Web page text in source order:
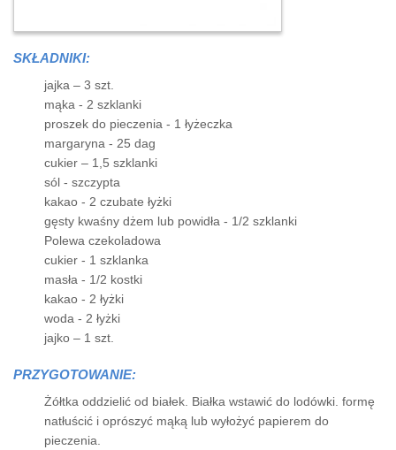
SKŁADNIKI:
jajka – 3 szt.
mąka - 2 szklanki
proszek do pieczenia - 1 łyżeczka
margaryna - 25 dag
cukier – 1,5 szklanki
sól - szczypta
kakao - 2 czubate łyżki
gęsty kwaśny dżem lub powidła - 1/2 szklanki
Polewa czekoladowa
cukier - 1 szklanka
masła - 1/2 kostki
kakao - 2 łyżki
woda - 2 łyżki
jajko – 1 szt.
PRZYGOTOWANIE:
Żółtka oddzielić od białek. Białka wstawić do lodówki. formę
natłuścić i oprószyć mąką lub wyłożyć papierem do
pieczenia.